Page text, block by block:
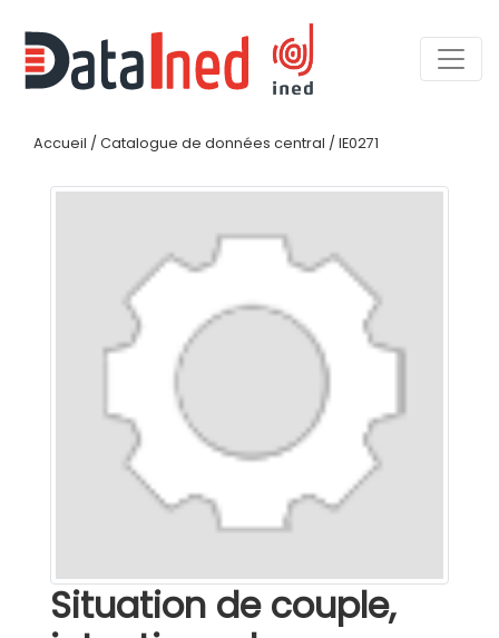
Accueil / Catalogue de données central / IE0271
Situation de couple,